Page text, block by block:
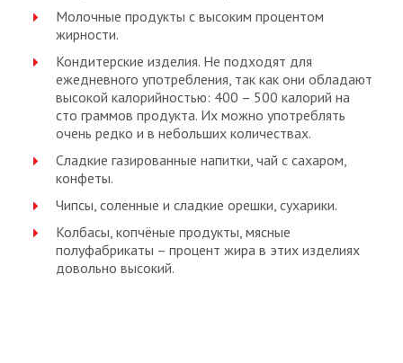
Молочные продукты с высоким процентом
жирности.
Кондитерские изделия. Не подходят для
ежедневного употребления, так как они обладают
высокой калорийностью: 400 – 500 калорий на
сто граммов продукта. Их можно употреблять
очень редко и в небольших количествах.
Сладкие газированные напитки, чай с сахаром,
конфеты.
Чипсы, соленные и сладкие орешки, сухарики.
Колбасы, копчёные продукты, мясные
полуфабрикаты – процент жира в этих изделиях
довольно высокий.